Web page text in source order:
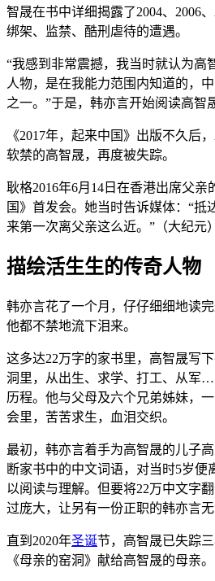
智晟在书中详细揭露了2004、2006
绑架、监禁、酷刑虐待的遭遇。
“我感到非常震撼，我当时就认为高
人物，是在我能力范围内知道的，
之一。”于是，韩亦言开始阅读高智
《2017年，起来中国》出版不久后
软禁的高智晟，再度被失踪。
耿格2016年6月14日在香港出席父亲
国》首发会。她当时告诉媒体：“抵
来第一次离父亲这么近。”（大纪元）
描绘活生生的传奇人物
韩亦言花了一个月，仔仔细细地读
他都不禁地流下泪来。
这多达22万字的家书里，高智晟写
洞里，从出生、求学、打工、从军
历程。他与父母及六个兄弟姊妹，
会里，苦苦求生，血泪交织。
最初，韩亦言着手为高智晟的儿子
断家书中的中文词语，对当时5岁便
以阅读与理解。但要将22万中文字
过庞大，让另有一份正职的韩亦言无
直到2020年圣诞节，高智晟已失踪
《母亲的窑洞》献给高智晟的母亲。